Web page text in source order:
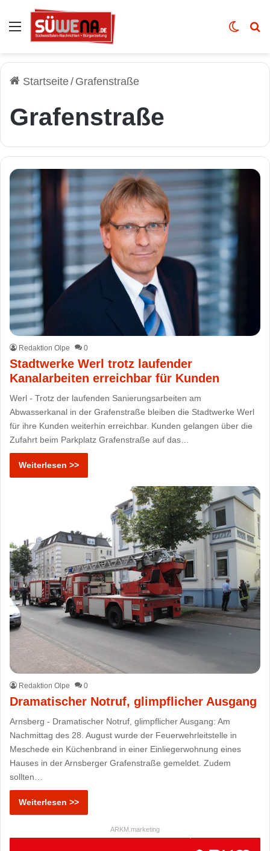
Auswahl Skin
Startseite/ Grafenstraße
Grafenstraße
Redaktion Olpe 0
Stadtwerke Werl trotz laufender
Kanalarbeiten erreichbar für Kunden
Werl - Trotz der laufenden Sanierungsarbeiten am
Abwasserkanal in der Grafenstraße bleiben die Stadtwerke Werl
für ihre Kunden weiterhin erreichbar. Kunden gelangen über die
Zufahrt beim Parkplatz Grafenstraße auf das…
Weiterlesen >>
Redaktion Olpe 0
Dramatischer Notruf, glimpflicher Ausgang
Arnsberg - Dramatischer Notruf, glimpflicher Ausgang: Am
Nachmittag des 28. August wurde der Feuerwehrleitstelle in
Meschede ein Küchenbrand in einer Einliegerwohnung eines
Hauses in der Arnsberger Grafenstraße gemeldet. Zudem
sollten…
Weiterlesen >>
ARKM.marketing